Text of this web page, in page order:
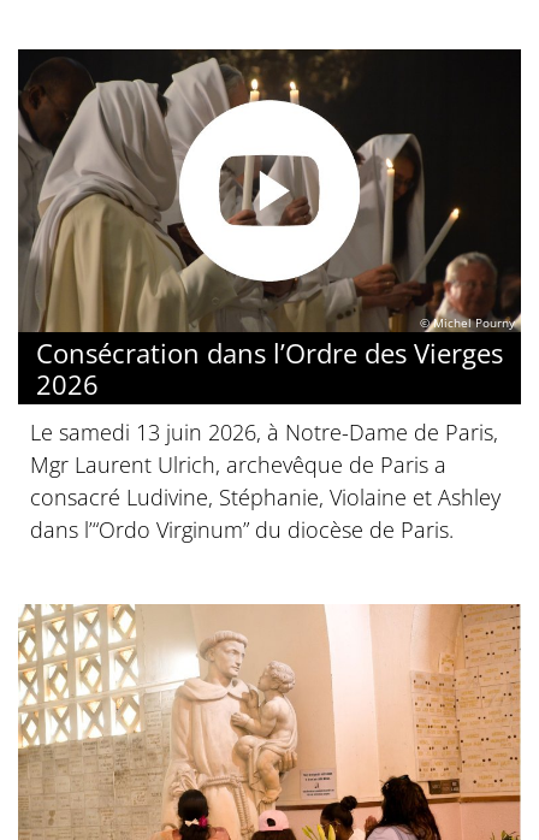
© Michel Pourny
Consécration dans l’Ordre des Vierges
2026
Le samedi 13 juin 2026, à Notre-Dame de Paris,
Mgr Laurent Ulrich, archevêque de Paris a
consacré Ludivine, Stéphanie, Violaine et Ashley
dans l’“Ordo Virginum” du diocèse de Paris.